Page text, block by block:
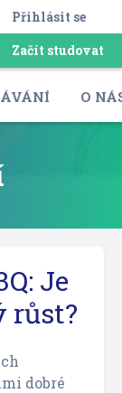
Přihlásit se
Začít studovat
O
Je
růst?
dobré